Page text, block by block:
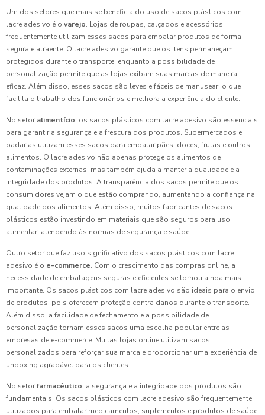
Um dos setores que mais se beneficia do uso de sacos plásticos com
lacre adesivo é o varejo. Lojas de roupas, calçados e acessórios
frequentemente utilizam esses sacos para embalar produtos de forma
segura e atraente. O lacre adesivo garante que os itens permaneçam
protegidos durante o transporte, enquanto a possibilidade de
personalização permite que as lojas exibam suas marcas de maneira
eficaz. Além disso, esses sacos são leves e fáceis de manusear, o que
facilita o trabalho dos funcionários e melhora a experiência do cliente.
No setor alimentício, os sacos plásticos com lacre adesivo são essenciais
para garantir a segurança e a frescura dos produtos. Supermercados e
padarias utilizam esses sacos para embalar pães, doces, frutas e outros
alimentos. O lacre adesivo não apenas protege os alimentos de
contaminações externas, mas também ajuda a manter a qualidade e a
integridade dos produtos. A transparência dos sacos permite que os
consumidores vejam o que estão comprando, aumentando a confiança na
qualidade dos alimentos. Além disso, muitos fabricantes de sacos
plásticos estão investindo em materiais que são seguros para uso
alimentar, atendendo às normas de segurança e saúde.
Outro setor que faz uso significativo dos sacos plásticos com lacre
adesivo é o e-commerce. Com o crescimento das compras online, a
necessidade de embalagens seguras e eficientes se tornou ainda mais
importante. Os sacos plásticos com lacre adesivo são ideais para o envio
de produtos, pois oferecem proteção contra danos durante o transporte.
Além disso, a facilidade de fechamento e a possibilidade de
personalização tornam esses sacos uma escolha popular entre as
empresas de e-commerce. Muitas lojas online utilizam sacos
personalizados para reforçar sua marca e proporcionar uma experiência de
unboxing agradável para os clientes.
No setorfarmacêutico, a segurança e a integridade dos produtos são
fundamentais. Os sacos plásticos com lacre adesivo são frequentemente
utilizados para embalar medicamentos, suplementos e produtos de saúde.